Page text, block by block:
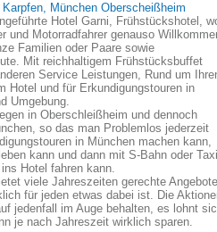
Karpfen, München Oberscheißheim
Hotel Garni, Frühstückshotel,
und Motorradfahrer genauso
Familien oder Paare sowie
Mit reichhaltigem Frühstücksbuffet
Service Leistungen, Rund um
Hotel und für Erkundigungstouren in
Umgebung.
in Oberschleißheim und dennoch
so das man Problemlos jederzeit
in München machen kann,
kann und dann mit S-Bahn oder
Hotel fahren kann.
viele Jahreszeiten gerechte
für jeden etwas dabei ist. Die
jedenfall im Auge behalten, es lohnt
je nach Jahreszeit wirklich sparen.